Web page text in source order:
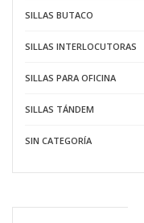
SILLAS BUTACO
SILLAS INTERLOCUTORAS
SILLAS PARA OFICINA
SILLAS TÁNDEM
SIN CATEGORÍA